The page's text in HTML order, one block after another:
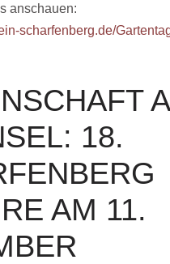
anschauen:
scharfenberg.de/
18.
AM 11.